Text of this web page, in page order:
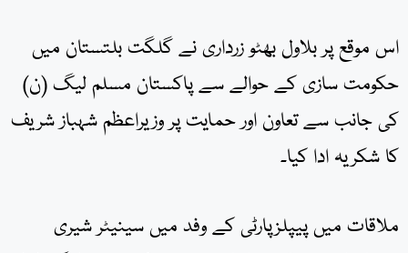
اس موقع پر بلاول بھٹو زرداری نے گلگت بلتستان میں
حکومت سازی کے حوالے سے پاکستان مسلم لیگ (ن)
کی جانب سے تعاون اور حمایت پر وزیراعظم شہباز شریف
کا شکریہ ادا کیا۔
ملاقات میں پیپلزپارٹی کے وفد میں سینیٹر شیری